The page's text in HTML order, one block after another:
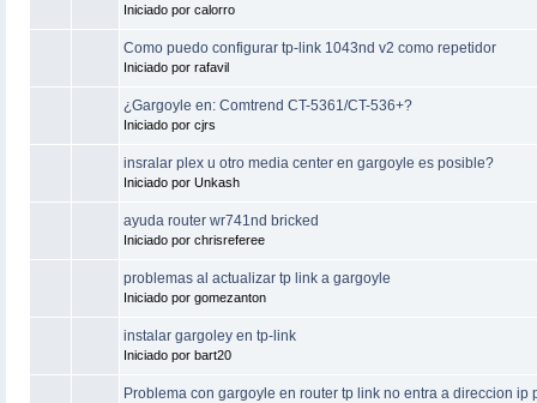
Iniciado por calorro
Como puedo configurar tp-link 1043nd v2 como repetidor
Iniciado por rafavil
¿Gargoyle en: Comtrend CT-5361/CT-536+?
Iniciado por cjrs
insralar plex u otro media center en gargoyle es posible?
Iniciado por Unkash
ayuda router wr741nd bricked
Iniciado por chrisreferee
problemas al actualizar tp link a gargoyle
Iniciado por gomezanton
instalar gargoley en tp-link
Iniciado por bart20
Problema con gargoyle en router tp link no entra a direccion ip